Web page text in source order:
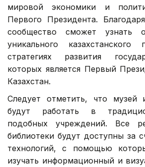
мировой экономики и
Первого Президента.
сообщество сможет узнать
уникального
стратегиях развития
которых является Первый
Казахстан.
Следует отметить, что музей
будут работать в
подобных учреждений. Все
библиотеки будут доступны за
технологий, с помощью
изучать информационный и